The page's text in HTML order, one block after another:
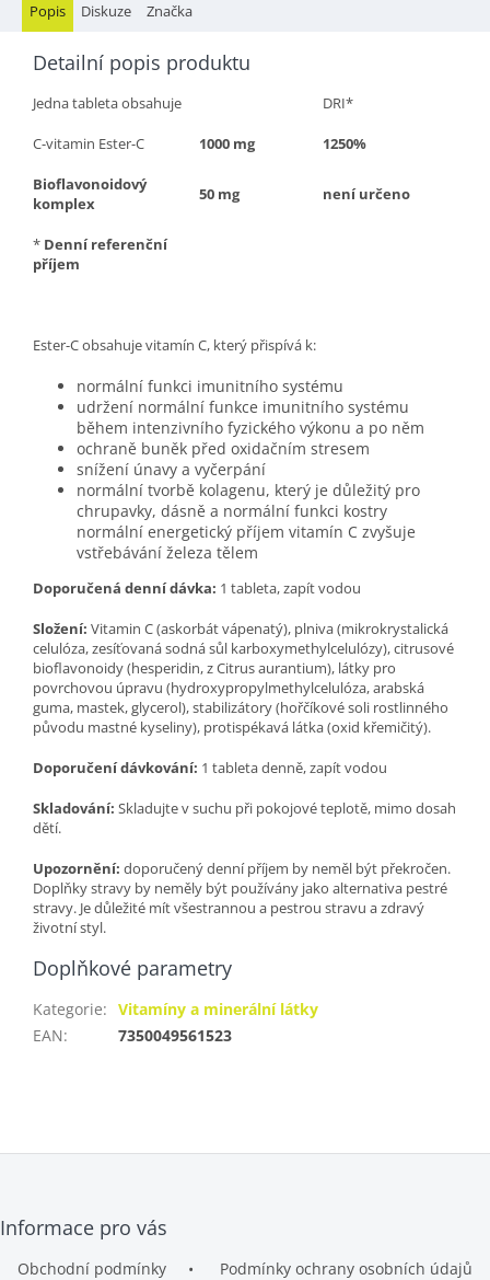
Popis Diskuze Značka
Detailní popis produktu
Jedna tableta obsahuje DRI*
C-vitamin Ester-C 1000 mg 1250%
Bioflavonoidový
komplex
50 mg není určeno
* Denní referenční
příjem
Ester-C obsahuje vitamín C, který přispívá k:
normální funkci imunitního systému
udržení normální funkce imunitního systému
během intenzivního fyzického výkonu a po něm
ochraně buněk před oxidačním stresem
snížení únavy a vyčerpání
normální tvorbě kolagenu, který je důležitý pro
chrupavky, dásně a normální funkci kostry
normální energetický příjem vitamín C zvyšuje
vstřebávání železa tělem
Doporučená denní dávka: 1 tableta, zapít vodou
Složení: Vitamin C (askorbát vápenatý), plniva (mikrokrystalická
celulóza, zesíťovaná sodná sůl karboxymethylcelulózy), citrusové
bioflavonoidy (hesperidin, z Citrus aurantium), látky pro
povrchovou úpravu (hydroxypropylmethylcelulóza, arabská
guma, mastek, glycerol), stabilizátory (hořčíkové soli rostlinného
původu mastné kyseliny), protispékavá látka (oxid křemičitý).
Doporučení dávkování: 1 tableta denně, zapít vodou
Skladování: Skladujte v suchu při pokojové teplotě, mimo dosah
dětí.
Upozornění: doporučený denní příjem by neměl být překročen.
Doplňky stravy by neměly být používány jako alternativa pestré
stravy. Je důležité mít všestrannou a pestrou stravu a zdravý
životní styl.
Doplňkové parametry
Kategorie: Vitamíny a minerální látky
EAN: 7350049561523
á
Informace pro vás
Obchodní podmínky Podmínky ochrany osobních údajů